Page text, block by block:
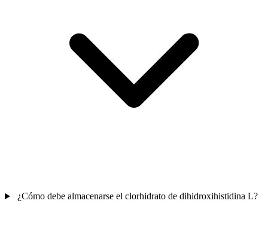
¿Cómo debe almacenarse el clorhidrato de dihidroxihistidina L?